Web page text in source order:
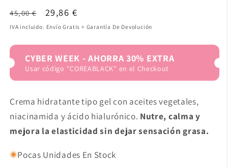
Precio
habitual
45,00 €
Precio
de
29,86 €
IVA incluido. Envío Gratis + Garantía De Devolución
CYBER WEEK - AHORRA 30% EXTRA
Usar código "COREABLACK" en el Checkout
Crema hidratante tipo gel con aceites vegetales,
niacinamida y ácido hialurónico. Nutre, calma y
mejora la elasticidad sin dejar sensación grasa.
Pocas Unidades En Stock